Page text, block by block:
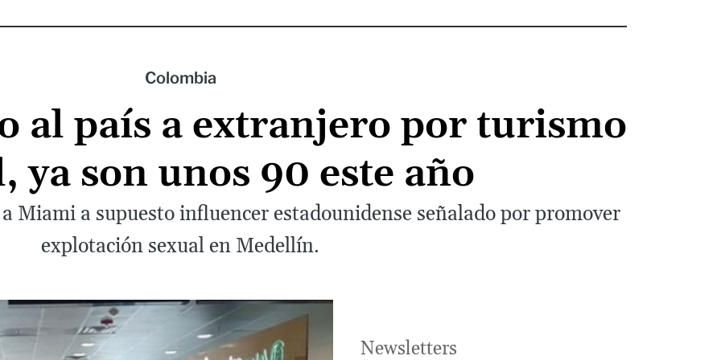
Colombia
al país a extranjero por turismo
ya son unos 90 este año
Miami a supuesto influencer estadounidense señalado por promover
explotación sexual en Medellín.
Newsletters